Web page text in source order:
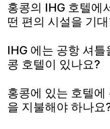
홍콩의 IHG 호텔에
떤 편의 시설을 기
IHG 에는 공항 셔
콩 호텔이 있나요?
홍콩에 있는 호텔에
을 지불해야 하나요